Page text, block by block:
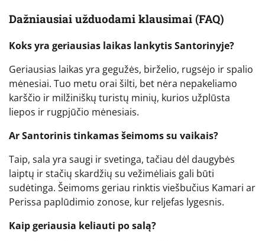
Dažniausiai užduodami klausimai (FAQ)
Koks yra geriausias laikas lankytis Santorinyje?
Geriausias laikas yra gegužės, birželio, rugsėjo ir spalio
mėnesiai. Tuo metu orai šilti, bet nėra nepakeliamo
karščio ir milžiniškų turistų minių, kurios užplūsta
liepos ir rugpjūčio mėnesiais.
Ar Santorinis tinkamas šeimoms su vaikais?
Taip, sala yra saugi ir svetinga, tačiau dėl daugybės
laiptų ir stačių skardžių su vežimėliais gali būti
sudėtinga. Šeimoms geriau rinktis viešbučius Kamari ar
Perissa paplūdimio zonose, kur reljefas lygesnis.
Kaip geriausia keliauti po salą?